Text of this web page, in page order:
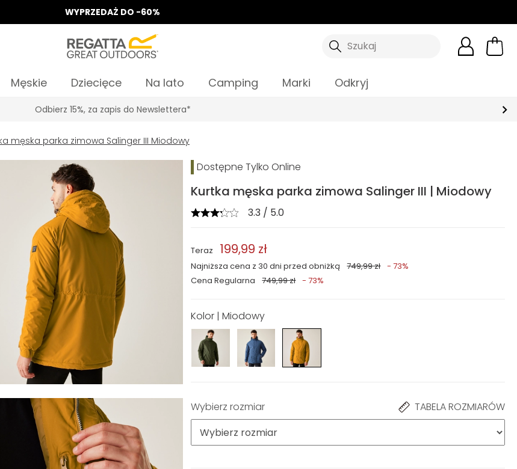
WYPRZEDAŻ DO -60%
Szukaj
Męskie Dziecięce Na lato Camping Marki Odkryj
Odbierz 15%, za zapis do Newslettera*
męska parka zimowa Salinger III Miodowy
Dostępne Tylko Online
Kurtka męska parka zimowa Salinger III | Miodowy
3.3 / 5.0
Cena Regularna 749,99 zł - 73%
Najniższa cena z 30 dni przed obniżką 749,99 zł - 73%
Teraz 199,99 zł
Kolor | Miodowy
Wybierz rozmiar TABELA ROZMIARÓW